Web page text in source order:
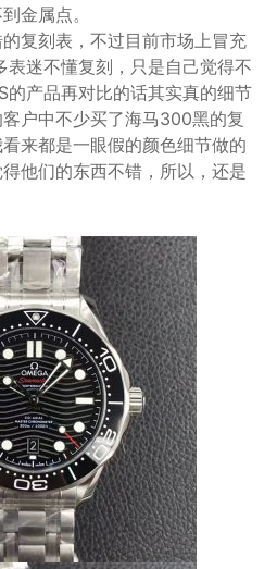
金属点。
复刻表，不过目前市场上冒充
表迷不懂复刻，只是自己觉得不
的产品再对比的话其实真的细节
户中不少买了海马300黑的复
来都是一眼假的颜色细节做的
他们的东西不错，所以，还是